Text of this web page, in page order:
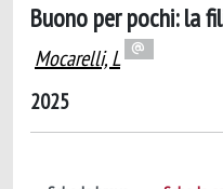
Buono per pochi: la
Mocarelli, L
2025